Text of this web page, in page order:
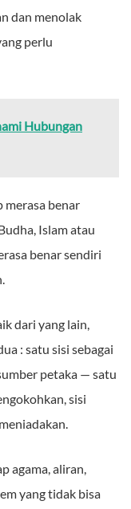
dan menolak
perlu
Hubungan
merasa benar
Islam atau
benar sendiri
dari yang lain,
: satu sisi sebagai
petaka — satu
sisi
agama, aliran,
yang tidak bisa